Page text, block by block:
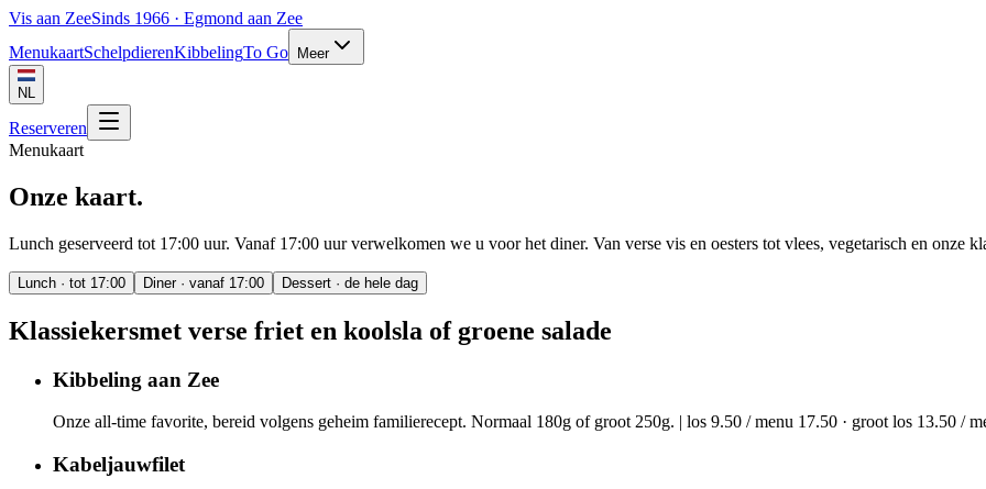
Vis aan ZeeSinds 1966 · Egmond aan Zee
MenukaartSchelpdierenKibbelingTo Go Meer
NL
Reserveren
Menukaart
Onze kaart.
Lunch geserveerd tot 17:00 uur. Vanaf 17:00 uur verwelkomen we u voor het diner. Van verse vis en oesters tot vlees, vegetarisch en onze
Lunch · tot 17:00 Diner · vanaf 17:00 Dessert · de hele dag
Klassiekersmet verse friet en koolsla of groene salade
Kibbeling aan Zee
Onze all-time favorite, bereid volgens geheim familierecept. Normaal 180g of groot 250g. | los 9.50 / menu 17.50 · groot los 13.50 /
Kabeljauwfilet